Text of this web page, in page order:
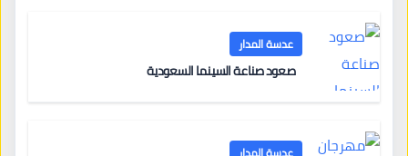
عدسة المدار
صعود صناعة السينما السعودية